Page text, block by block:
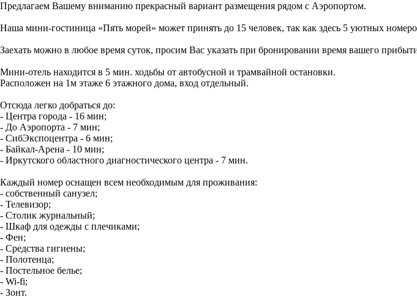
Предлагаем Вашему вниманию прекрасный вариант размещения рядом с Аэропортом.
Наша мини-гостиница «Пять морей» может принять до 15 человек, так как здесь 5 уютных
Заехать можно в любое время суток, просим Вас указать при бронировании время вашего
Мини-отель находится в 5 мин. ходьбы от автобусной и трамвайной остановки.
Расположен на 1м этаже 6 этажного дома, вход отдельный.
Отсюда легко добраться до:
- Центра города - 16 мин;
- До Аэропорта - 7 мин;
- СибЭкспоцентра - 6 мин;
- Байкал-Арена - 10 мин;
- Иркутского областного диагностического центра - 7 мин.
Каждый номер оснащен всем необходимым для проживания:
- собственный санузел;
- Телевизор;
- Столик журнальный;
- Шкаф для одежды с плечиками;
- Фен;
- Средства гигиены;
- Полотенца;
- Постельное белье;
- Wi-fi;
- Зонт.